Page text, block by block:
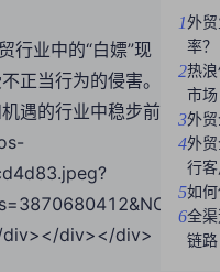
业中的“白嫖”现
正当行为的侵害。
遇的行业中稳步前
div></div>
1外
率？
2热
市场
3外
4外
行客
5如何
6全
链路